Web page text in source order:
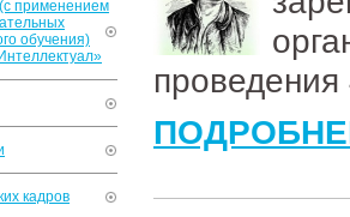
применением
обучения)
кадров